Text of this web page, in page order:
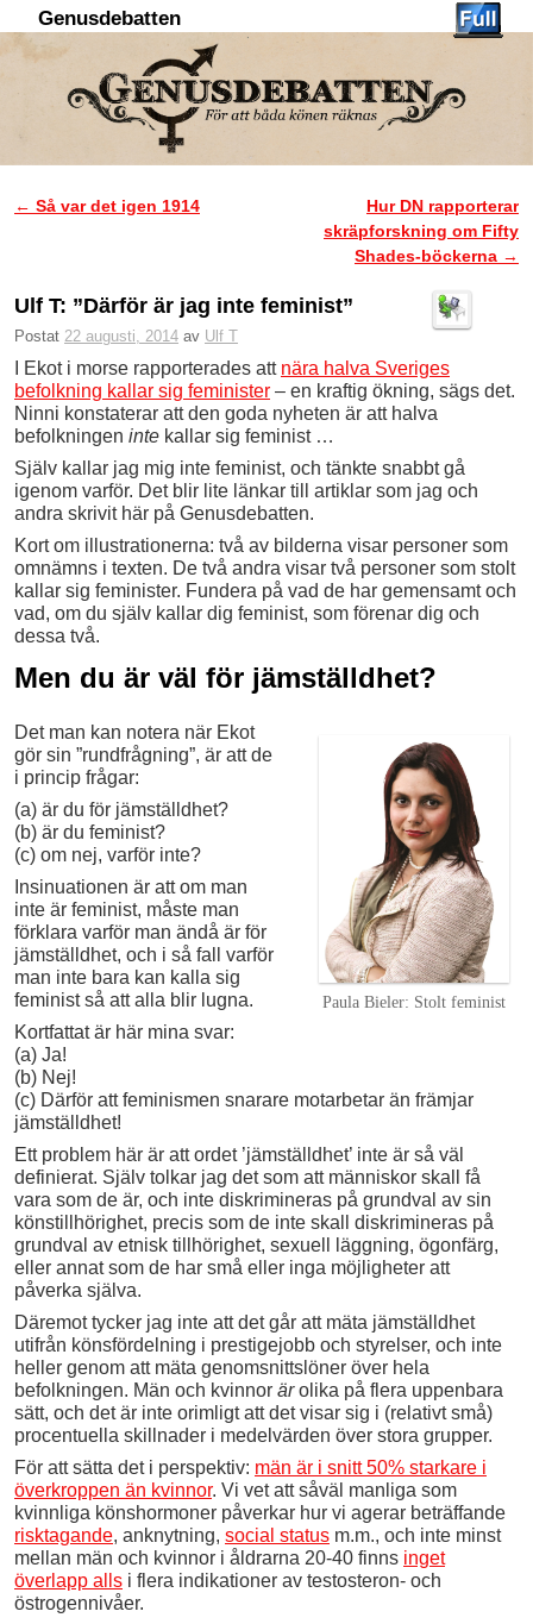
Genusdebatten
Inläggsnavigering
← Så var det igen 1914
Hur DN rapporterar
skräpforskning om Fifty
Shades-böckerna →
Ulf T: ”Därför är jag inte feminist”
Postat 22 augusti, 2014 av Ulf T
I Ekot i morse rapporterades att nära halva Sveriges
befolkning kallar sig feminister – en kraftig ökning, sägs det.
Ninni konstaterar att den goda nyheten är att halva
befolkningen inte kallar sig feminist …
Själv kallar jag mig inte feminist, och tänkte snabbt gå
igenom varför. Det blir lite länkar till artiklar som jag och
andra skrivit här på Genusdebatten.
Kort om illustrationerna: två av bilderna visar personer som
omnämns i texten. De två andra visar två personer som stolt
kallar sig feminister. Fundera på vad de har gemensamt och
vad, om du själv kallar dig feminist, som förenar dig och
dessa två.
Men du är väl för jämställdhet?
Paula Bieler: Stolt feminist
Det man kan notera när Ekot
gör sin ”rundfrågning”, är att de
i princip frågar:
(a) är du för jämställdhet?
(b) är du feminist?
(c) om nej, varför inte?
Insinuationen är att om man
inte är feminist, måste man
förklara varför man ändå är för
jämställdhet, och i så fall varför
man inte bara kan kalla sig
feminist så att alla blir lugna.
Kortfattat är här mina svar:
(a) Ja!
(b) Nej!
(c) Därför att feminismen snarare motarbetar än främjar
jämställdhet!
Ett problem här är att ordet ’jämställdhet’ inte är så väl
definierat. Själv tolkar jag det som att människor skall få
vara som de är, och inte diskrimineras på grundval av sin
könstillhörighet, precis som de inte skall diskrimineras på
grundval av etnisk tillhörighet, sexuell läggning, ögonfärg,
eller annat som de har små eller inga möjligheter att
påverka själva.
Däremot tycker jag inte att det går att mäta jämställdhet
utifrån könsfördelning i prestigejobb och styrelser, och inte
heller genom att mäta genomsnittslöner över hela
befolkningen. Män och kvinnor ärolika på flera uppenbara
sätt, och det är inte orimligt att det visar sig i (relativt små)
procentuella skillnader i medelvärden över stora grupper.
För att sätta det i perspektiv: män är i snitt 50% starkare i
överkroppen än kvinnor. Vi vet att såväl manliga som
kvinnliga könshormoner påverkar hur vi agerar beträffande
risktagande, anknytning, social status m.m., och inte minst
mellan män och kvinnor i åldrarna 20-40 finns inget
överlapp alls i flera indikationer av testosteron- och
östrogennivåer.